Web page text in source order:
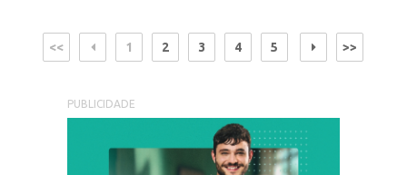
<< 1 2 3 4 5 >>
PUBLICIDADE